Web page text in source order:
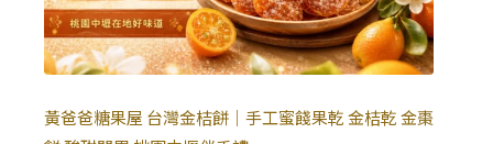
黃爸爸糖果屋 台灣金桔餅｜手工蜜餞果乾 金桔乾 金棗